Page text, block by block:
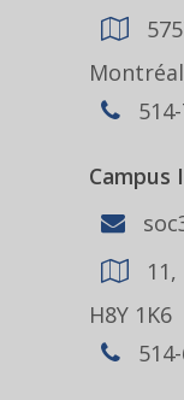
Campus
H8Y 1K6